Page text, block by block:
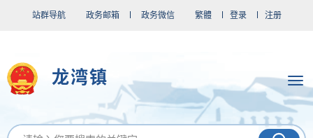
站群导航 政务邮箱 政务微信 繁體 登录 注册
龙湾镇